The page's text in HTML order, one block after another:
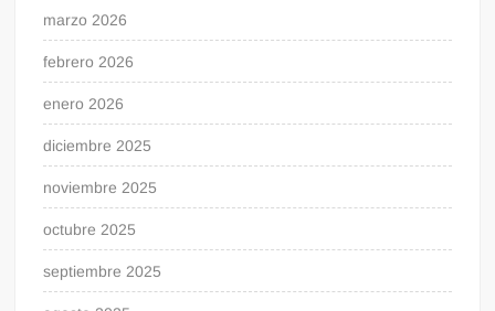
marzo 2026
febrero 2026
enero 2026
diciembre 2025
noviembre 2025
octubre 2025
septiembre 2025